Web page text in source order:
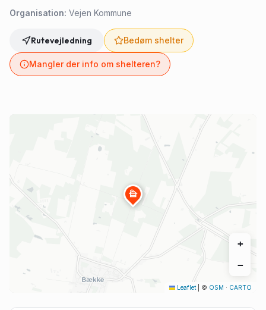
Organisation: Vejen Kommune
Rutevejledning Bedøm shelter
Mangler der info om shelteren?
cabin
+
−
Leaflet © OSM · CARTO